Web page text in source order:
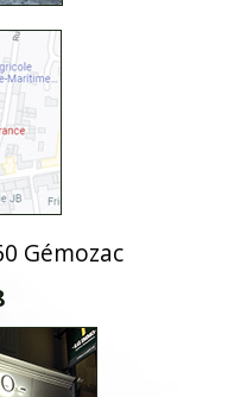
Gémozac